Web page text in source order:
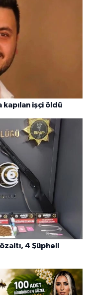
kapılan işçi öldü
4 Şüpheli